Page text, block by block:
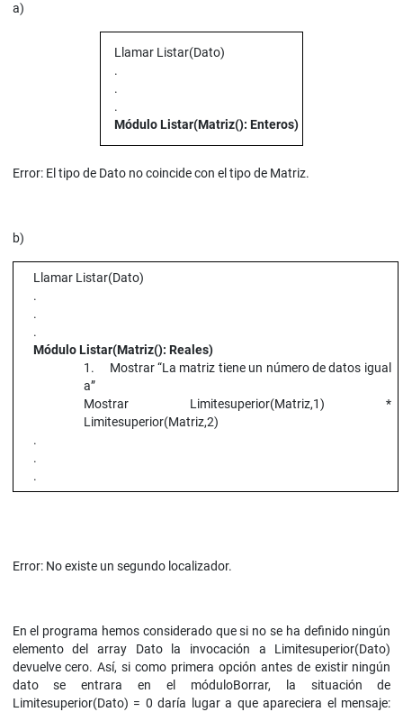
a)
Llamar Listar(Dato)
.
.
.
Módulo Listar(Matriz(): Enteros)
Error: El tipo de Dato no coincide con el tipo de Matriz.
b)
Llamar Listar(Dato)
.
.
.
Módulo Listar(Matriz(): Reales)
1. Mostrar “La matriz tiene un número de datos igual
a”
Mostrar Limitesuperior(Matriz,1) *
Limitesuperior(Matriz,2)
.
.
.
Error: No existe un segundo localizador.
En el programa hemos considerado que si no se ha definido ningún
elemento del array Dato la invocación a Limitesuperior(Dato)
devuelve cero. Así, si como primera opción antes de existir ningún
dato se entrara en el móduloBorrar, la situación de
Limitesuperior(Dato) = 0 daría lugar a que apareciera el mensaje: